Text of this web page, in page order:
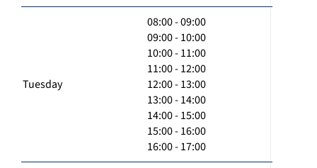
Tuesday
08:00 - 09:00
09:00 - 10:00
10:00 - 11:00
11:00 - 12:00
12:00 - 13:00
13:00 - 14:00
14:00 - 15:00
15:00 - 16:00
16:00 - 17:00